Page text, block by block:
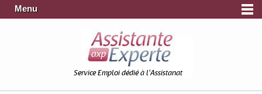
Menu
Service Emploi dédié à l'Assistanat